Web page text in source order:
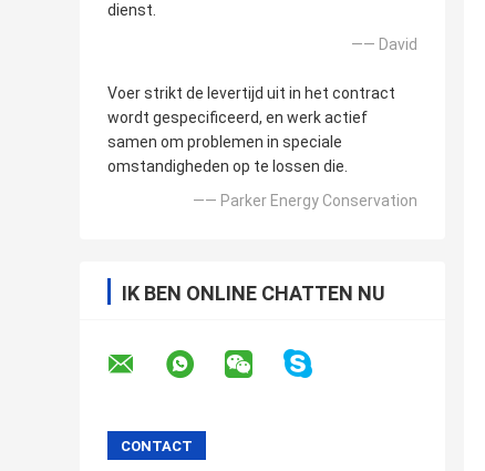
dienst.
—— David
Voer strikt de levertijd uit in het contract
wordt gespecificeerd, en werk actief
samen om problemen in speciale
omstandigheden op te lossen die.
—— Parker Energy Conservation
IK BEN ONLINE CHATTEN NU